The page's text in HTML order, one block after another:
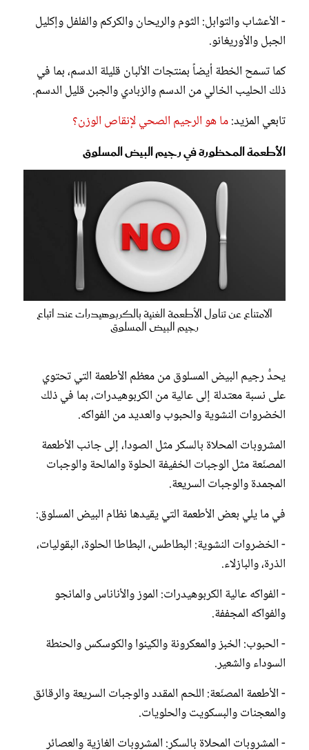
- الأعشاب والتوابل: الثوم والريحان والكركم والفلفل وإكليل
الجبل والأوريغانو.
كما تسمح الخطة أيضاً بمنتجات الألبان قليلة الدسم، بما في
ذلك الحليب الخالي من الدسم والزبادي والجبن قليل الدسم.
تابعي المزيد:ما هو الرجيم الصحي لإنقاص الوزن؟
الأطعمة المحظورة في رجيم البيض المسلوق
الامتناع عن تناول الأطعمة الغنية بالكربوهيدرات عند اتباع
رجيم البيض المسلوق
يحدُّ رجيم البيض المسلوق من معظم الأطعمة التي تحتوي
على نسبة معتدلة إلى عالية من الكربوهيدرات، بما في ذلك
الخضروات النشوية والحبوب والعديد من الفواكه.
المشروبات المحلاة بالسكر مثل الصودا، إلى جانب الأطعمة
المصنّعة مثل الوجبات الخفيفة الحلوة والمالحة والوجبات
المجمدة والوجبات السريعة.
في ما يلي بعض الأطعمة التي يقيدها نظام البيض المسلوق:
- الخضروات النشوية: البطاطس، البطاطا الحلوة، البقوليات،
الذرة، والبازلاء.
- الفواكه عالية الكربوهيدرات: الموز والأناناس والمانجو
والفواكه المجففة.
- الحبوب: الخبز والمعكرونة والكينوا والكوسكس والحنطة
السوداء والشعير.
- الأطعمة المصنّعة: اللحم المقدد والوجبات السريعة والرقائق
والمعجنات والبسكويت والحلويات.
- المشروبات المحلاة بالسكر: المشروبات الغازية والعصائر